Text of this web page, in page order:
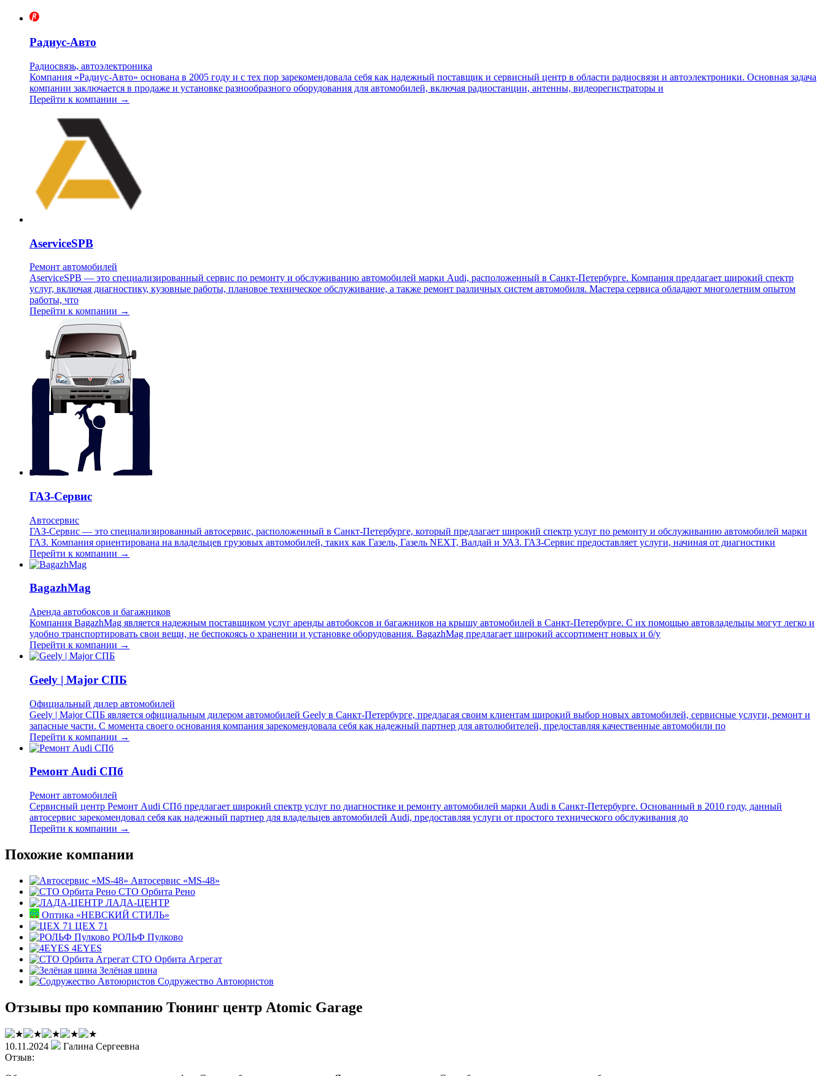
Радиус-Авто
Радиосвязь, автоэлектроника
Компания «Радиус-Авто» основана в 2005 году и с тех пор зарекомендовала себя как надежный поставщик и сервисный центр в области радиосвязи и автоэлектроники. Основная задача
компании заключается в продаже и установке разнообразного оборудования для автомобилей, включая радиостанции, антенны, видеорегистраторы и
Перейти к компании →
AserviceSPB
Ремонт автомобилей
AserviceSPB — это специализированный сервис по ремонту и обслуживанию автомобилей марки Audi, расположенный в Санкт-Петербурге. Компания предлагает широкий спектр
услуг, включая диагностику, кузовные работы, плановое техническое обслуживание, а также ремонт различных систем автомобиля. Мастера сервиса обладают многолетним опытом
работы, что
Перейти к компании →
ГАЗ-Сервис
Автосервис
ГАЗ-Сервис — это специализированный автосервис, расположенный в Санкт-Петербурге, который предлагает широкий спектр услуг по ремонту и обслуживанию автомобилей марки
ГАЗ. Компания ориентирована на владельцев грузовых автомобилей, таких как Газель, Газель NEXT, Валдай и УАЗ. ГАЗ-Сервис предоставляет услуги, начиная от диагностики
Перейти к компании →
BagazhMag
Аренда автобоксов и багажников
Компания BagazhMag является надежным поставщиком услуг аренды автобоксов и багажников на крышу автомобилей в Санкт-Петербурге. С их помощью автовладельцы могут легко и
удобно транспортировать свои вещи, не беспокоясь о хранении и установке оборудования. BagazhMag предлагает широкий ассортимент новых и б/у
Перейти к компании →
Geely | Major СПБ
Официальный дилер автомобилей
Geely | Major СПБ является официальным дилером автомобилей Geely в Санкт-Петербурге, предлагая своим клиентам широкий выбор новых автомобилей, сервисные услуги, ремонт и
запасные части. С момента своего основания компания зарекомендовала себя как надежный партнер для автолюбителей, предоставляя качественные автомобили по
Перейти к компании →
Ремонт Audi СПб
Ремонт автомобилей
Сервисный центр Ремонт Audi СПб предлагает широкий спектр услуг по диагностике и ремонту автомобилей марки Audi в Санкт-Петербурге. Основанный в 2010 году, данный
автосервис зарекомендовал себя как надежный партнер для владельцев автомобилей Audi, предоставляя услуги от простого технического обслуживания до
Перейти к компании →
Похожие компании
Автосервис «MS-48»
СТО Орбита Рено
ЛАДА-ЦЕНТР
Оптика «НЕВСКИЙ СТИЛЬ»
ЦЕХ 71
РОЛЬФ Пулково
4EYES
СТО Орбита Агрегат
Зелёная шина
Содружество Автоюристов
Отзывы про компанию Тюнинг центр Atomic Garage
10.11.2024
Галина Сергеевна
Отзыв: